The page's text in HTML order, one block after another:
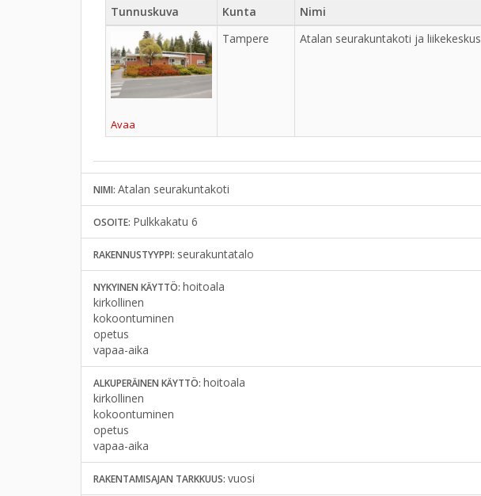
Tunnuskuva Kunta Nimi
Avaa
Tampere Atalan seurakuntakoti ja liikekeskus
NIMI: Atalan seurakuntakoti
OSOITE: Pulkkakatu 6
RAKENNUSTYYPPI: seurakuntatalo
NYKYINEN KÄYTTÖ: hoitoala
kirkollinen
kokoontuminen
opetus
vapaa-aika
ALKUPERÄINEN KÄYTTÖ: hoitoala
kirkollinen
kokoontuminen
opetus
vapaa-aika
RAKENTAMISAJAN TARKKUUS: vuosi